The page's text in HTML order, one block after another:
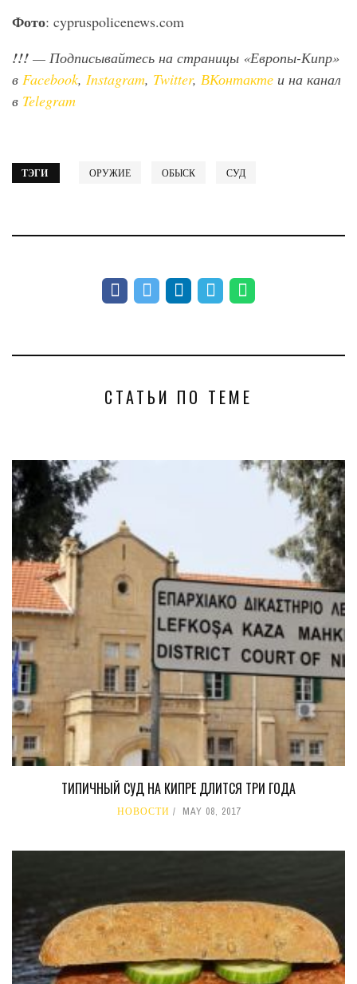
Фото: cypruspolicenews.com
!!! — Подписывайтесь на страницы «Европы-Кипр»
в Facebook, Instagram, Twitter, ВКонтакте и на канал
в Telegram
ТЭГИ ОРУЖИЕ ОБЫСК СУД
СТАТЬИ ПО ТЕМЕ
ТИПИЧНЫЙ СУД НА КИПРЕ ДЛИТСЯ ТРИ ГОДА
НОВОСТИ MAY 08, 2017